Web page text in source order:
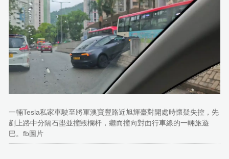
一輛Tesla私家車駛至將軍澳寶豐路近旭輝臺對開處時懷疑失控，先
剷上路中分隔石壆並撞毀欄杆，繼而撞向對面行車線的一輛旅遊
巴。fb圖片